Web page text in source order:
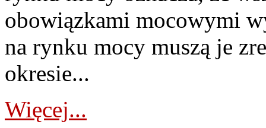
obowiązkami mocowymi
na rynku mocy muszą je
okresie...
Więcej...